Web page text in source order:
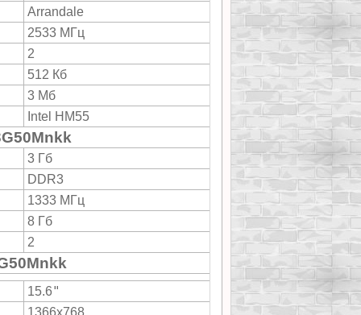
Arrandale
2533 МГц
2
512 Кб
3 Мб
Intel HM55
3 Гб
DDR3
1333 МГц
8 Гб
2
15.6"
1366x768